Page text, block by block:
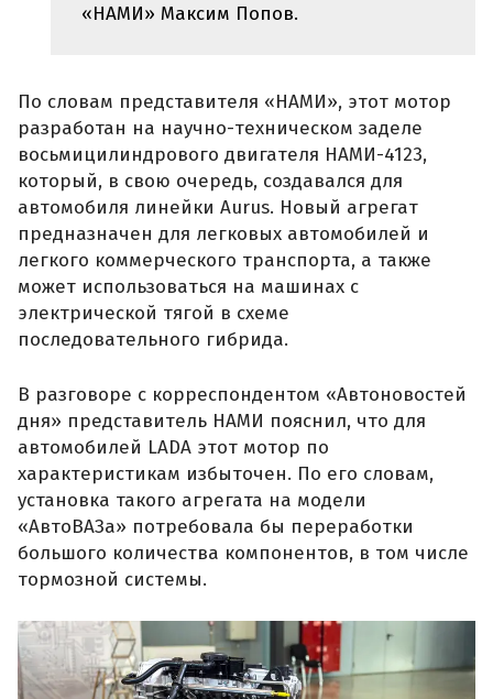
«НАМИ» Максим Попов.
По словам представителя «НАМИ», этот мотор
разработан на научно-техническом заделе
восьмицилиндрового двигателя НАМИ-4123,
который, в свою очередь, создавался для
автомобиля линейки Aurus. Новый агрегат
предназначен для легковых автомобилей и
легкого коммерческого транспорта, а также
может использоваться на машинах с
электрической тягой в схеме
последовательного гибрида.
В разговоре с корреспондентом «Автоновостей
дня» представитель НАМИ пояснил, что для
автомобилей LADA этот мотор по
характеристикам избыточен. По его словам,
установка такого агрегата на модели
«АвтоВАЗа» потребовала бы переработки
большого количества компонентов, в том числе
тормозной системы.